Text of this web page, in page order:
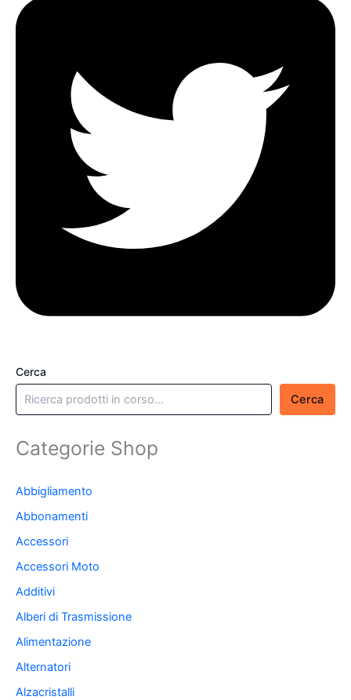
Cerca
Cerca
Categorie Shop
Abbigliamento
Abbonamenti
Accessori
Accessori Moto
Additivi
Alberi di Trasmissione
Alimentazione
Alternatori
Alzacristalli